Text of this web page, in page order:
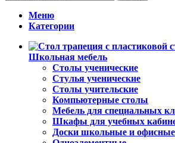
Меню
Категории
Школьная мебель
Столы ученические
Стулья ученические
Столы учительские
Компьютерные столы
Мебель для специальных
Шкафы для учебных
Доски школьные и офисные